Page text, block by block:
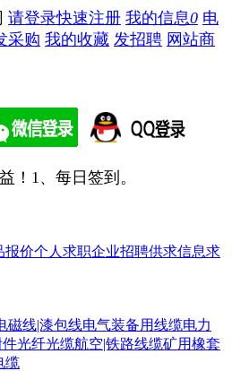
请登录快速注册 我的信息0 电
采购 我的收藏 发招聘 网站商
！ 1、每日签到。
报价个人求职企业招聘供求信息求
磁线|漆包线电气装备用线缆电力
件光纤光缆航空|铁路线缆矿用橡套
缆